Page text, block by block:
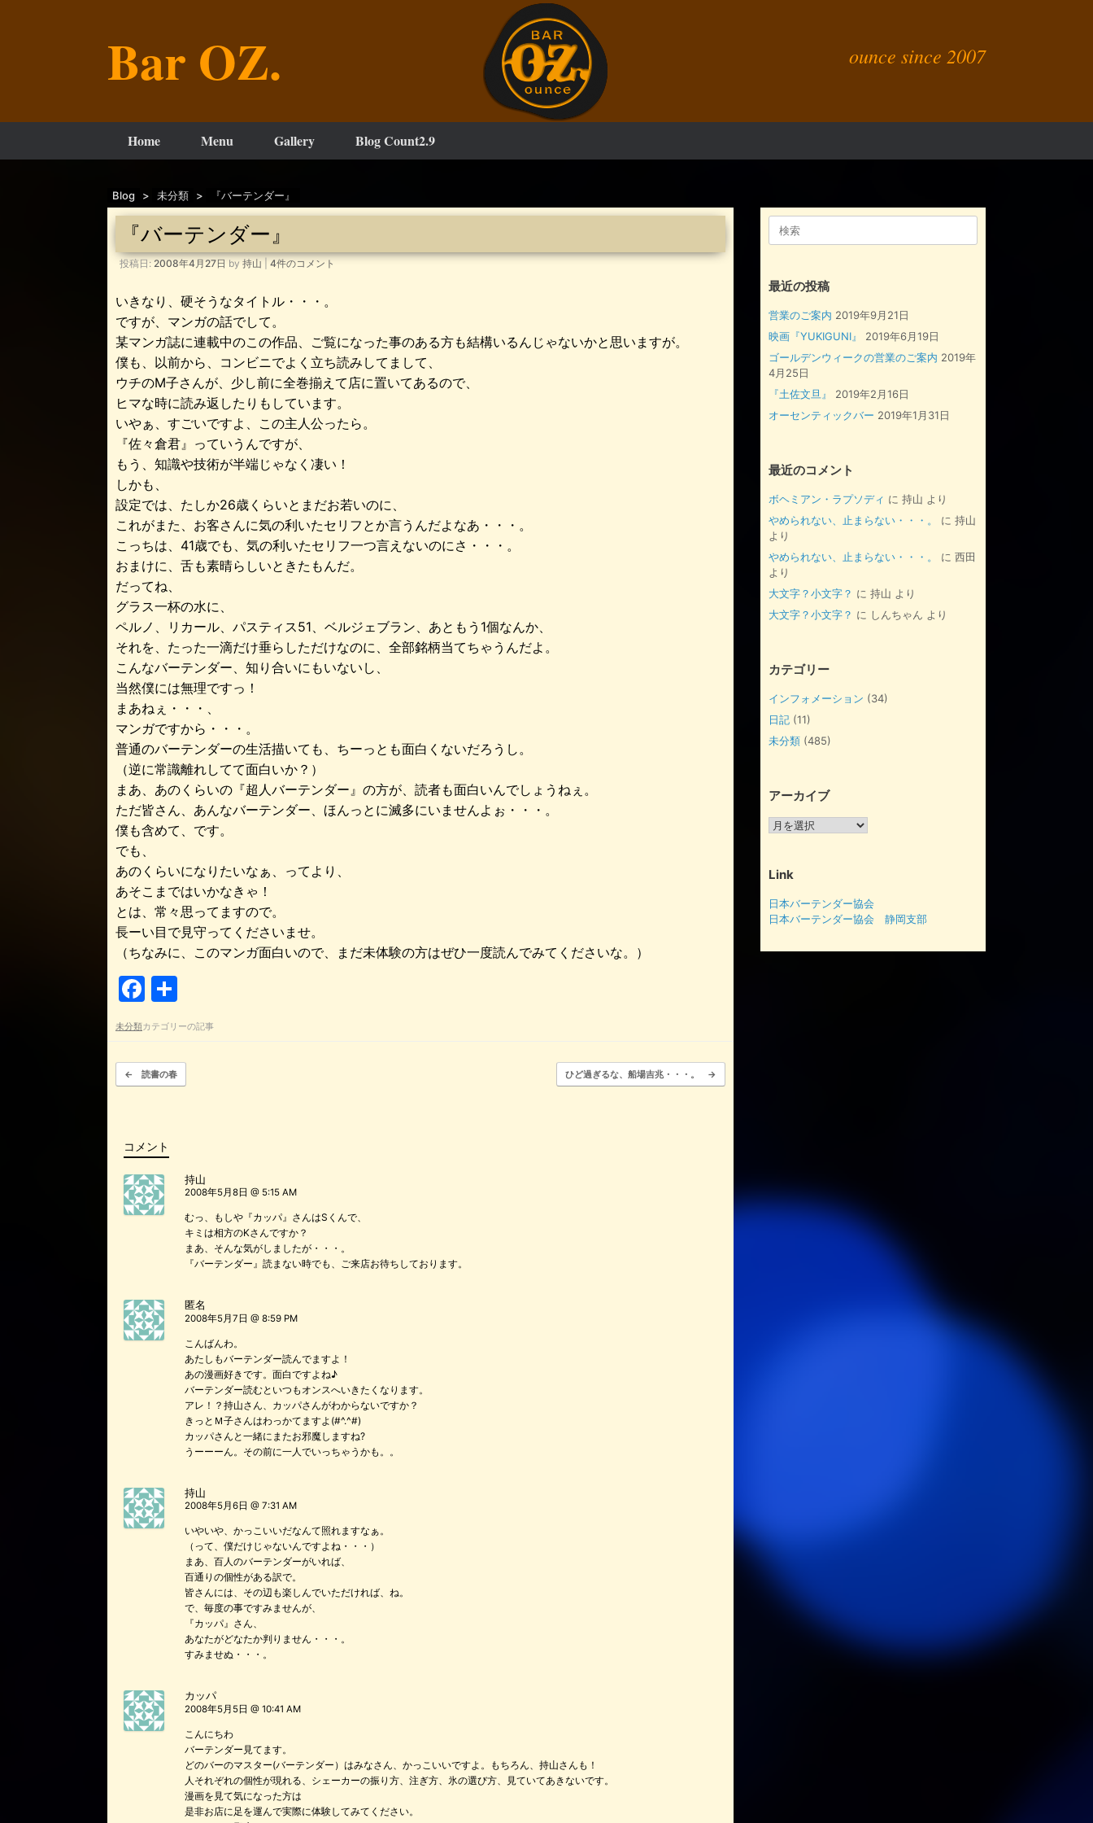
Bar OZ. ounce since 2007
Home Menu Gallery Blog Count2.9
Blog > 未分類 > 『バーテンダー』
『バーテンダー』
投稿日: 2008年4月27日 by 持山 4件のコメント
いきなり、硬そうなタイトル・・・。
ですが、マンガの話でして。
某マンガ誌に連載中のこの作品、ご覧になった事のある方も結構いるんじゃないかと思いますが。
僕も、以前から、コンビニでよく立ち読みしてまして、
ウチのM子さんが、少し前に全巻揃えて店に置いてあるので、
ヒマな時に読み返したりもしています。
いやぁ、すごいですよ、この主人公ったら。
『佐々倉君』っていうんですが、
もう、知識や技術が半端じゃなく凄い！
しかも、
設定では、たしか26歳くらいとまだお若いのに、
これがまた、お客さんに気の利いたセリフとか言うんだよなあ・・・。
こっちは、41歳でも、気の利いたセリフ一つ言えないのにさ・・・。
おまけに、舌も素晴らしいときたもんだ。
だってね、
グラス一杯の水に、
ペルノ、リカール、パスティス51、ベルジェブラン、あともう1個なんか、
それを、たった一滴だけ垂らしただけなのに、全部銘柄当てちゃうんだよ。
こんなバーテンダー、知り合いにもいないし、
当然僕には無理ですっ！
まあねぇ・・・、
マンガですから・・・。
普通のバーテンダーの生活描いても、ちーっとも面白くないだろうし。
（逆に常識離れしてて面白いか？）
まあ、あのくらいの『超人バーテンダー』の方が、読者も面白いんでしょうねぇ。
ただ皆さん、あんなバーテンダー、ほんっとに滅多にいませんよぉ・・・。
僕も含めて、です。
でも、
あのくらいになりたいなぁ、ってより、
あそこまではいかなきゃ！
とは、常々思ってますので。
長ーい目で見守ってくださいませ。
（ちなみに、このマンガ面白いので、まだ未体験の方はぜひ一度読んでみてくださいな。）
F
a
c
e
b
o
k
有
未分類カテゴリーの記事
投稿ナビゲーション
← 読書の春 ひど過ぎるな、船場吉兆・・・。 →
コメント
持山
2008年5月8日 @ 5:15 AM
むっ、もしや『カッパ』さんはSくんで、
キミは相方のKさんですか？
まあ、そんな気がしましたが・・・。
『バーテンダー』読まない時でも、ご来店お待ちしております。
匿名
2008年5月7日 @ 8:59 PM
こんばんわ。
あたしもバーテンダー読んでますよ！
あの漫画好きです。面白ですよね♪
バーテンダー読むといつもオンスへいきたくなります。
アレ！？持山さん、カッパさんがわからないですか？
きっとＭ子さんはわっかてますよ(#^.^#)
カッパさんと一緒にまたお邪魔しますね?
うーーーん。その前に一人でいっちゃうかも。。
持山
2008年5月6日 @ 7:31 AM
いやいや、かっこいいだなんて照れますなぁ。
（って、僕だけじゃないんですよね・・・）
まあ、百人のバーテンダーがいれば、
百通りの個性がある訳で。
皆さんには、その辺も楽しんでいただければ、ね。
で、毎度の事ですみませんが、
『カッパ』さん、
あなたがどなたか判りません・・・。
すみませぬ・・・。
カッパ
2008年5月5日 @ 10:41 AM
こんにちわ
バーテンダー見てます。
どのバーのマスター(バーテンダー）はみなさん、かっこいいですよ。もちろん、持山さんも！
人それぞれの個性が現れる、シェーカーの振り方、注ぎ方、氷の選び方、見ていてあきないです。
漫画を見て気になった方は
是非お店に足を運んで実際に体験してみてください。
最近の投稿
営業のご案内 2019年9月21日
映画『YUKIGUNI』
2019年6月19日
ゴールデンウィークの営業のご案内 2019年
4月25日
『土佐文旦』
2019年2月16日
オーセンティックバー 2019年1月31日
最近のコメント
ボヘミアン・ラプソディ に持山 より
やめられない、止まらない・・・。
に持山
より
やめられない、止まらない・・・。
に西田
より
大文字？小文字？ に持山 より
大文字？小文字？ に しんちゃん より
カテゴリー
インフォメーション (34)
日記 (11)
未分類 (485)
アーカイブ
ア
イ
Link
日本バーテンダー協会
日本バーテンダー協会 静岡支部